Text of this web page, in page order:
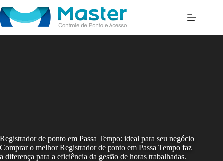
to
content
Registrador de ponto em Passa Tempo: ideal para seu negócio
Comprar o melhor Registrador de ponto em Passa Tempo faz
a diferença para a eficiência da gestão de horas trabalhadas.